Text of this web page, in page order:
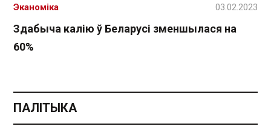
Здабыча калію ў Беларусі зменшылася на
60%
Эканоміка 03.02.2023
ПАЛІТЫКА